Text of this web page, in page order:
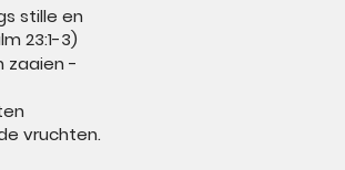
stille en
23:1-3)
zaaien -
vruchten.